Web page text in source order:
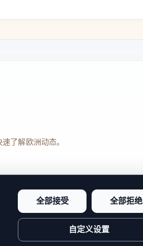
了解欧洲动态。
感和站点完整度。
全部接受 全部拒绝
自定义设置